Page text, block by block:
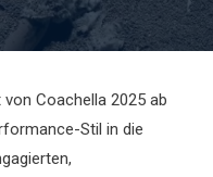
Coachella 2025 ab
Stil in die